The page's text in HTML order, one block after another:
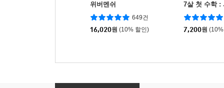
위버멘쉬
649건
16,020원 (10% 할인)
7살 첫 수학 :
7,200원